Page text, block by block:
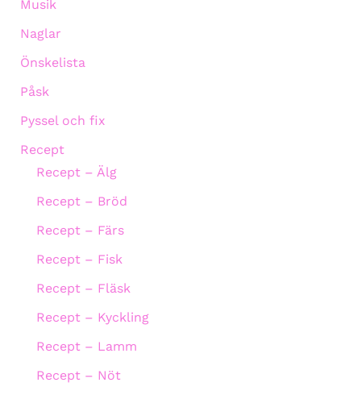
Musik
Naglar
Önskelista
Påsk
Pyssel och fix
Recept
Recept – Älg
Recept – Bröd
Recept – Färs
Recept – Fisk
Recept – Fläsk
Recept – Kyckling
Recept – Lamm
Recept – Nöt